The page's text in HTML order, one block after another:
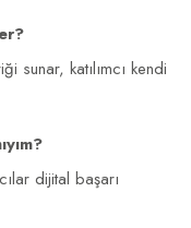
sunar, katılımcı kendi
dijital başarı